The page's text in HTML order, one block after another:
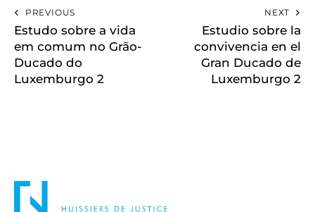
PREVIOUS
Estudo sobre a vida
em comum no Grão-
Ducado do
Luxemburgo 2
NEXT
Estudio sobre la
convivencia en el
Gran Ducado de
Luxemburgo 2